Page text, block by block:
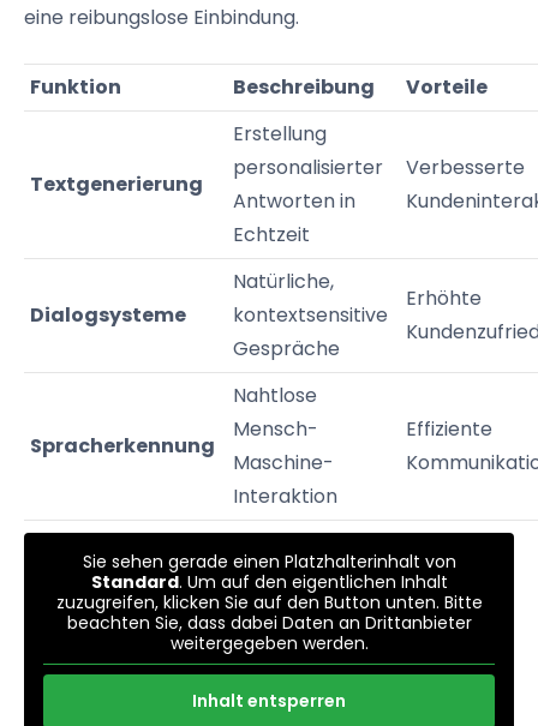
eine reibungslose Einbindung.
Funktion Beschreibung Vorteile
Textgenerierung
Erstellung
personalisierter
Antworten in
Echtzeit
Verbesserte
Dialogsysteme
Natürliche,
kontextsensitive
Gespräche
Erhöhte
Spracherkennung
Nahtlose
Mensch-
Maschine-
Interaktion
Effiziente
Sie sehen gerade einen Platzhalterinhalt von
Standard. Um auf den eigentlichen Inhalt
zuzugreifen, klicken Sie auf den Button unten. Bitte
beachten Sie, dass dabei Daten an Drittanbieter
weitergegeben werden.
Inhalt entsperren